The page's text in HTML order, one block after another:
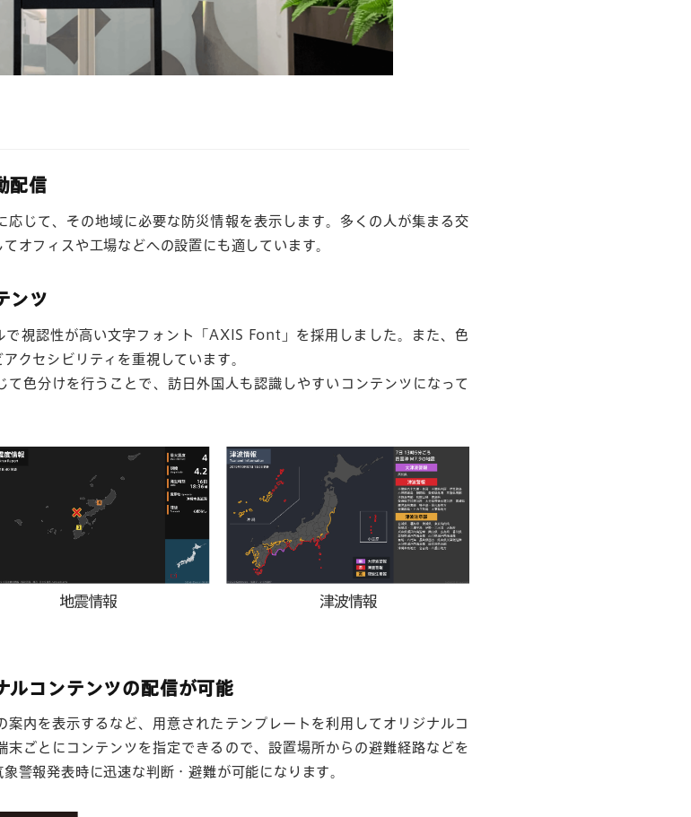
配信
じて、その地域に必要な防災情報を表示します。多くの人が集まる交
オフィスや工場などへの設置にも適しています。
ンツ
視認性が高い文字フォント「AXIS Font」を採用しました。また、色
クセシビリティを重視しています。
色分けを行うことで、訪日外国人も認識しやすいコンテンツになって
ルコンテンツの配信が可能
内を表示するなど、用意されたテンプレートを利用してオリジナルコ
ごとにコンテンツを指定できるので、設置場所からの避難経路などを
警報発表時に迅速な判断・避難が可能になります。